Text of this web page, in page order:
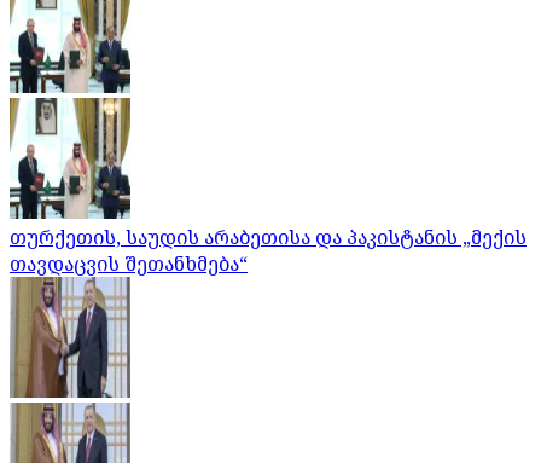
თურქეთის, საუდის არაბეთისა და პაკისტანის „მექის
თავდაცვის შეთანხმება“